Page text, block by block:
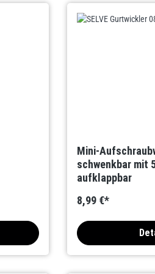
Mini-
schwenkbar mit
aufklappbar
8,99 €*